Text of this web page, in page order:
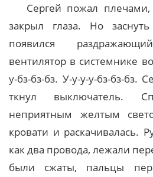
Сергей пожал
закрыл глаза. Но
появился
вентилятор в системнике
у-бз-бз-бз. У-у-у-у-бз-бз-бз.
ткнул выключатель.
неприятным желтым
кровати и раскачивалась.
как два провода, лежали
были сжаты, пальцы